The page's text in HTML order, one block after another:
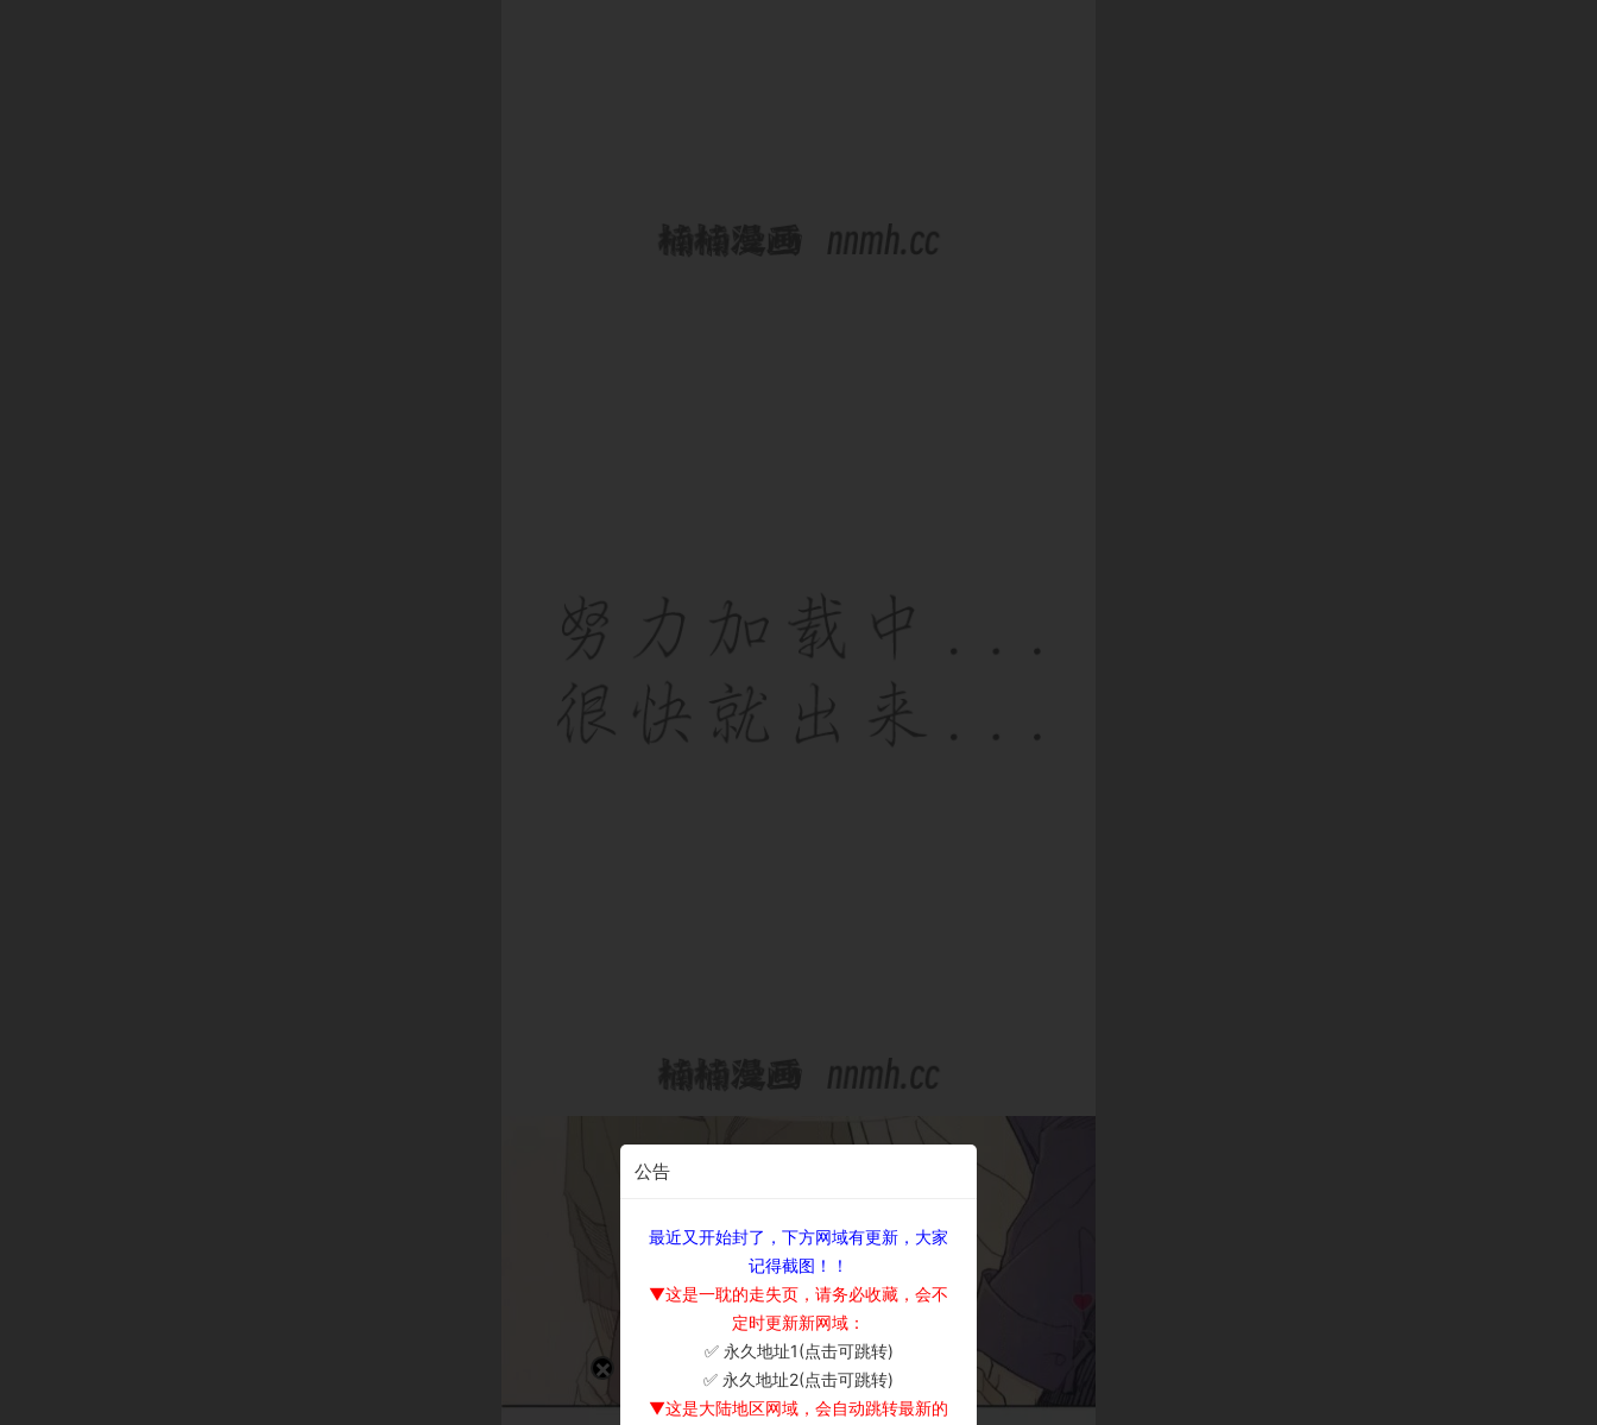
公告
最近又开始封了，下方网域有更新，大家
记得截图！！
▼这是一耽的走失页，请务必收藏，会不
定时更新新网域：
✅ 永久地址1(点击可跳转)
✅ 永久地址2(点击可跳转)
▼这是大陆地区网域，会自动跳转最新的
×